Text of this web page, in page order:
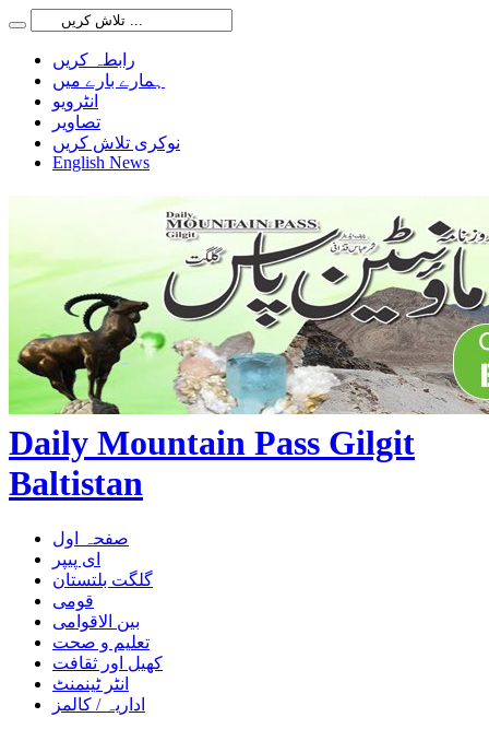
رابطہ کریں
ہمارے بارے میں
انٹرویو
تصاویر
نوکری تلاش کریں
English News
Daily Mountain Pass Gilgit
Baltistan
صفحہ اول
ای پیپر
گلگت بلتستان
قومی
بین الاقوامی
تعلیم و صحت
کھیل اور ثقافت
انٹر ٹینمنٹ
اداریہ / کالمز